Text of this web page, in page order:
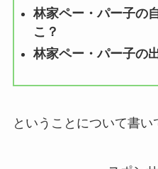
林家ペー・パー子の
こ？
林家ペー・パー子の
ということについて書い